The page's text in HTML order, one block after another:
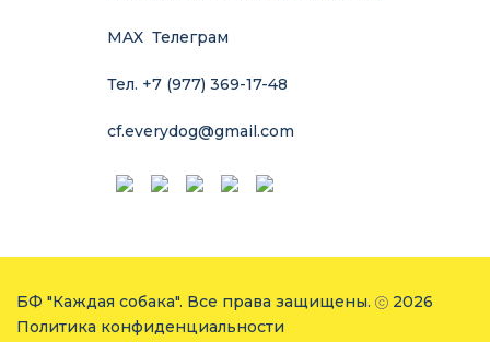
MAX Телеграм
Тел. +7 (977) 369-17-48
cf.everydog@gmail.com
БФ "Каждая собака". Все права защищены.
2026
Политика конфиденциальности